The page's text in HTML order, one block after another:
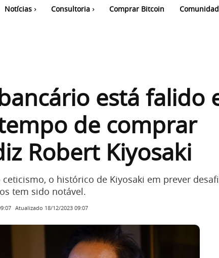
Notícias Consultoria Comprar Bitcoin
está falido
de comprar
Robert Kiyosaki
o histórico de Kiyosaki em prever
tem sido notável.
Atualizado 18/12/2023 09:07